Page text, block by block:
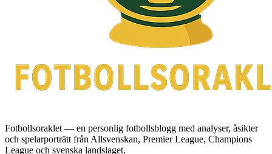
Fotbollsoraklet — en personlig fotbollsblogg med analyser, åsikter
och spelarporträtt från Allsvenskan, Premier League, Champions
League och svenska landslaget.